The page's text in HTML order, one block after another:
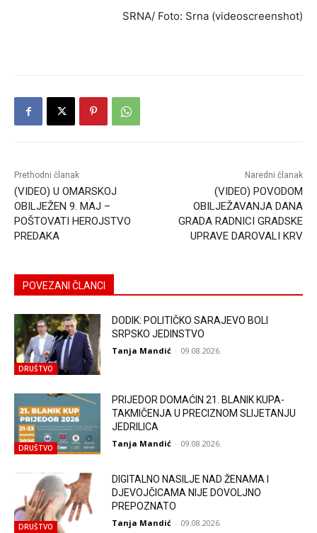
SRNA/ Foto: Srna (videoscreenshot)
Prethodni članak
(VIDEO) U OMARSKOJ
OBILJEŽEN 9. MAJ –
POŠTOVATI HEROJSTVO
PREDAKA
Naredni članak
(VIDEO) POVODOM
OBILJEŽAVANJA DANA
GRADA RADNICI GRADSKE
UPRAVE DAROVALI KRV
POVEZANI ČLANCI
DRUŠTVO
DODIK: POLITIČKO SARAJEVO BOLI
SRPSKO JEDINSTVO
Tanja Mandić - 09.08.2026.
DRUŠTVO
PRIJEDOR DOMAĆIN 21. BLANIK KUPA-
TAKMIČENJA U PRECIZNOM SLIJETANJU
JEDRILICA
Tanja Mandić - 09.08.2026.
DRUŠTVO
DIGITALNO NASILJE NAD ŽENAMA I
DJEVOJČICAMA NIJE DOVOLJNO
PREPOZNATO
Tanja Mandić - 09.08.2026.